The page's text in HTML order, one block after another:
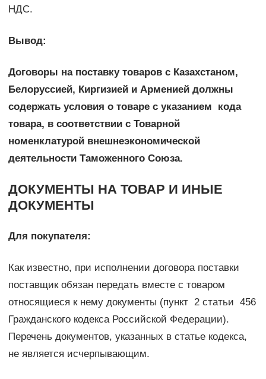
НДС.
Вывод:
Договоры на поставку товаров с Казахстаном,
Белоруссией, Киргизией и Арменией должны
содержать условия о товаре с указанием кода
товара, в соответствии с Товарной
номенклатурой внешнеэкономической
деятельности Таможенного Союза.
ДОКУМЕНТЫ НА ТОВАР И ИНЫЕ
ДОКУМЕНТЫ
Для покупателя:
Как известно, при исполнении договора поставки
поставщик обязан передать вместе с товаром
относящиеся к нему документы (пункт 2 статьи 456
Гражданского кодекса Российской Федерации).
Перечень документов, указанных в статье кодекса,
не является исчерпывающим.